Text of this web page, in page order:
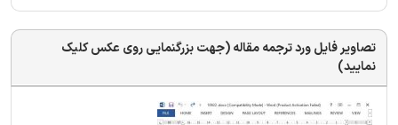
تصاویر فایل ورد ترجمه مقاله (جهت بزرگنمایی روی عکس کلیک
نمایید)